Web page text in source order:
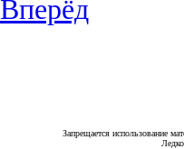
Вперёд
Запрещается использование